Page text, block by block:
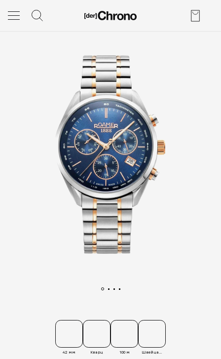
42 мм Кварц 100 м Швейцария